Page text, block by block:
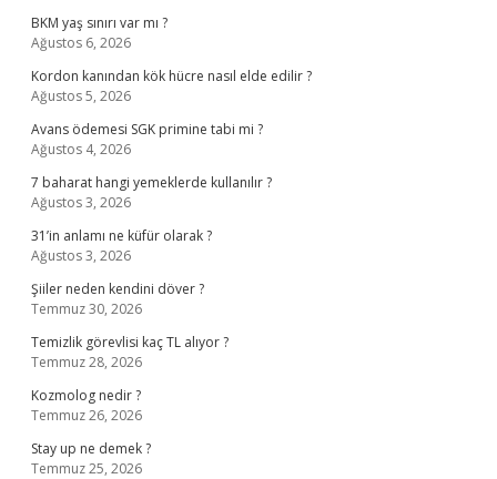
BKM yaş sınırı var mı ?
Ağustos 6, 2026
Kordon kanından kök hücre nasıl elde edilir ?
Ağustos 5, 2026
Avans ödemesi SGK primine tabi mi ?
Ağustos 4, 2026
7 baharat hangi yemeklerde kullanılır ?
Ağustos 3, 2026
31’in anlamı ne küfür olarak ?
Ağustos 3, 2026
Şiiler neden kendini döver ?
Temmuz 30, 2026
Temizlik görevlisi kaç TL alıyor ?
Temmuz 28, 2026
Kozmolog nedir ?
Temmuz 26, 2026
Stay up ne demek ?
Temmuz 25, 2026